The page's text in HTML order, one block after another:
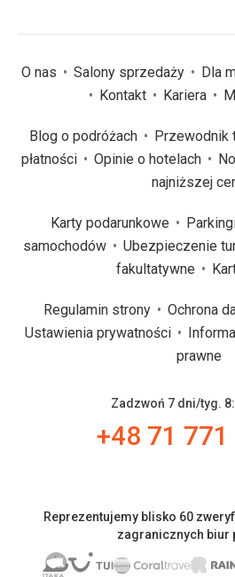
O nas Salony sprzedaży Dla
Kontakt
Kariera
Blog o podróżach Przewodnik
płatności
Opinie o hotelach
najniższej
Karty podarunkowe
samochodów
Ubezpieczenie
fakultatywne
Regulamin strony
Ochrona
Ustawienia prywatności
prawne
Zadzwoń 7 dni/tyg.
+48 71
Reprezentujemy blisko 60
zagranicznych biur